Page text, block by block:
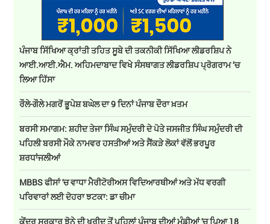
ਪੰਜਾਬ ਸਿੱਖਿਆ ਕ੍ਰਾਂਤੀ ਤਹਿਤ ਸੂਬੇ ਦੀ ਤਕਨੀਕੀ ਸਿੱਖਿਆ ਲੀਡਰਸ਼ਿਪ ਨੇ
ਆਈ.ਆਈ.ਐਮ. ਅਹਿਮਦਾਬਾਦ ਵਿਖੇ ਸੰਸਥਾਗਤ ਲੀਡਰਸ਼ਿਪ ਪ੍ਰੋਗਰਾਮ ‘ਚ
ਲਿਆ ਹਿੱਸਾ
ਰੌਲੇ-ਗੌਲੇ ਮਗਰੋਂ ਭੂਪੇਸ਼ ਬਘੇਲ ਦਾ 9 ਦਿਨਾਂ ਪੰਜਾਬ ਦੌਰਾ ਖ਼ਤਮ
ਬਰਸੀ ਸਮਾਗਮ: ਸ਼ਹੀਦ ਤੇਜਾ ਸਿੰਘ ਸਮੁੰਦਰੀ ਦੇ ਪੋਤੇ ਜਸਜੀਤ ਸਿੰਘ ਸਮੁੰਦਰੀ ਦੀ
ਪਹਿਲੀ ਬਰਸੀ ਮੌਕੇ ਨਾਮਵਰ ਹਸਤੀਆਂ ਅਤੇ ਸੈਂਕੜੇ ਲੋਕਾਂ ਵੱਲੋਂ ਭਰਪੂਰ
ਸ਼ਰਧਾਂਜਲੀਆਂ
MBBS ਫੀਸਾਂ 'ਚ ਵਾਧਾ ਮੈਰੀਟੋਰੀਅਸ ਵਿਦਿਆਰਥੀਆਂ ਅਤੇ ਮੱਧ ਵਰਗੀ
ਪਰਿਵਾਰਾਂ ਲਈ ਦੋਹਰਾ ਝਟਕਾ: ਡਾ ਚੀਮਾ
ਕੇਂਦਰ ਸਰਕਾਰ ਝੋਨੇ ਦੀ ਖਰੀਦ ਤੋਂ ਪਹਿਲਾਂ ਪੰਜਾਬ ਦੀਆਂ ਮੰਡੀਆਂ 'ਚ ਪਿਆ 18